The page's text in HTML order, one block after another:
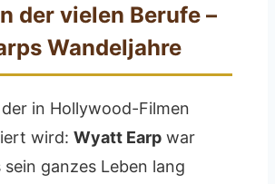
der vielen Berufe –
Wandeljahre
in Hollywood-Filmen
wird: Wyatt Earp war
ganzes Leben lang